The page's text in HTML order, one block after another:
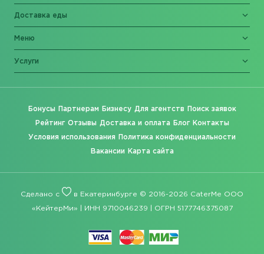
Доставка еды
Меню
Услуги
Бонусы Партнерам Бизнесу Для агентств Поиск заявок
Рейтинг Отзывы Доставка и оплата Блог Контакты
Условия использования Политика конфиденциальности
Вакансии Карта сайта
Сделано с в Екатеринбурге © 2016-2026 CaterMe ООО
«КейтерМи» | ИНН 9710046239 | ОГРН 5177746375087